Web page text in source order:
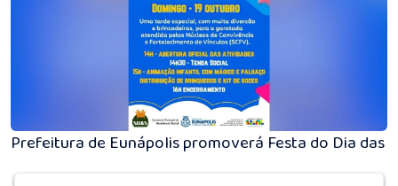
Prefeitura de Eunápolis promoverá Festa do Dia das